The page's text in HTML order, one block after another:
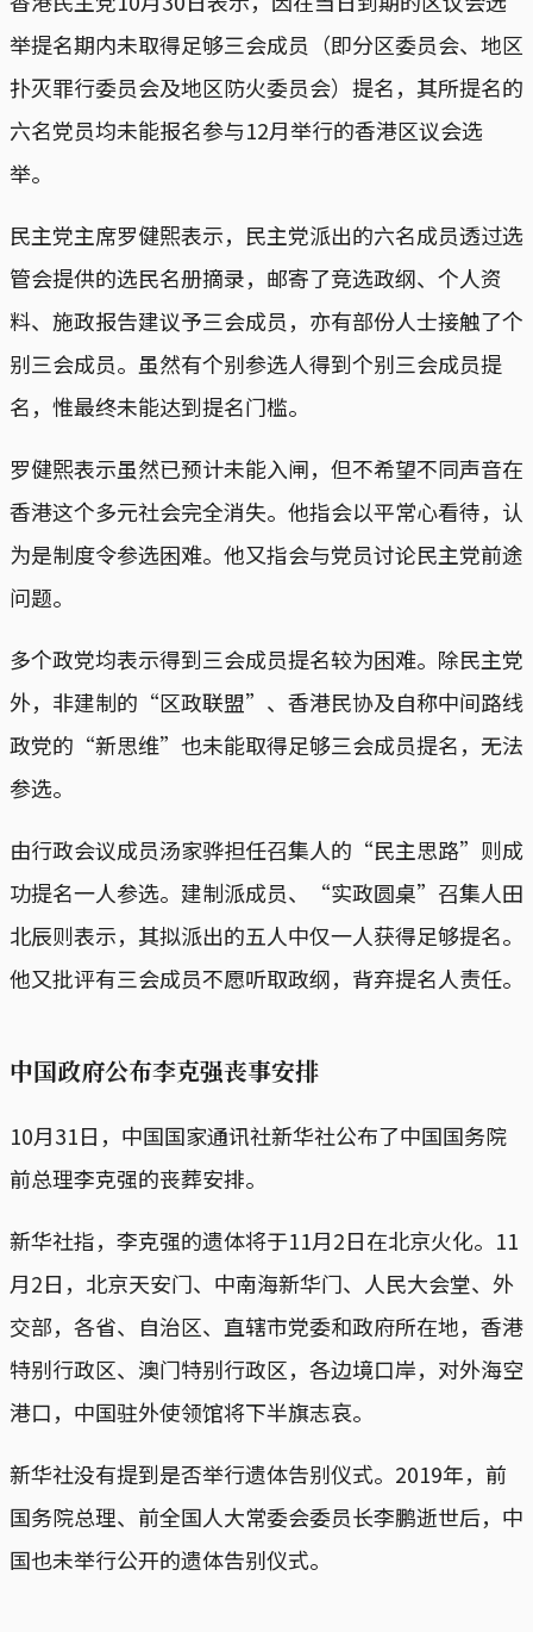
举提名期内未取得足够三会成员（即分区委员会、地区
扑灭罪行委员会及地区防火委员会）提名，其所提名的
六名党员均未能报名参与12月举行的香港区议会选
举。
民主党主席罗健𤋮表示，民主党派出的六名成员透过选
管会提供的选民名册摘录，邮寄了竞选政纲、个人资
料、施政报告建议予三会成员，亦有部份人士接触了个
别三会成员。虽然有个别参选人得到个别三会成员提
名，惟最终未能达到提名门槛。
罗健𤋮表示虽然已预计未能入闸，但不希望不同声音在
香港这个多元社会完全消失。他指会以平常心看待，认
为是制度令参选困难。他又指会与党员讨论民主党前途
问题。
多个政党均表示得到三会成员提名较为困难。除民主党
外，非建制的“区政联盟”、香港民协及自称中间路线
政党的“新思维”也未能取得足够三会成员提名，无法
参选。
由行政会议成员汤家骅担任召集人的“民主思路”则成
功提名一人参选。建制派成员、“实政圆桌”召集人田
北辰则表示，其拟派出的五人中仅一人获得足够提名。
他又批评有三会成员不愿听取政纲，背弃提名人责任。
中国政府公布李克强丧事安排
10月31日，中国国家通讯社新华社公布了中国国务院
前总理李克强的丧葬安排。
新华社指，李克强的遗体将于11月2日在北京火化。11
月2日，北京天安门、中南海新华门、人民大会堂、外
交部，各省、自治区、直辖市党委和政府所在地，香港
特别行政区、澳门特别行政区，各边境口岸，对外海空
港口，中国驻外使领馆将下半旗志哀。
新华社没有提到是否举行遗体告别仪式。2019年，前
国务院总理、前全国人大常委会委员长李鹏逝世后，中
国也未举行公开的遗体告别仪式。